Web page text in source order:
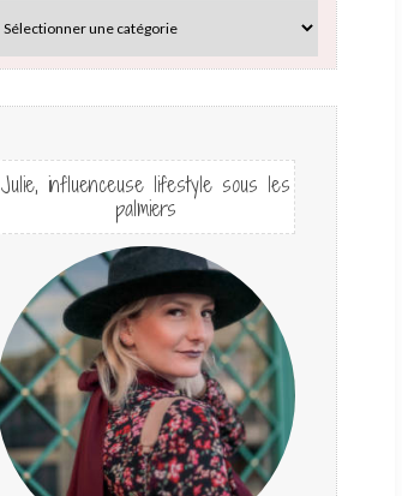
Julie, influenceuse lifestyle sous les
palmiers